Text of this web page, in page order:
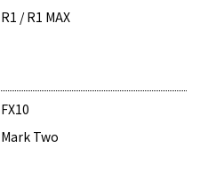
R1 / R1 MAX
FX10
Mark Two